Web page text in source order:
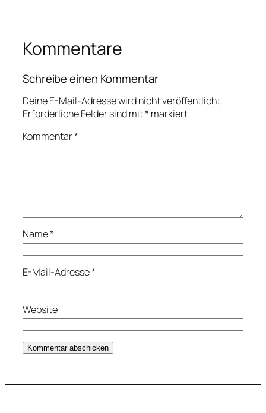
Kommentare
Schreibe einen Kommentar
Deine E-Mail-Adresse wird nicht veröffentlicht.
Erforderliche Felder sind mit* markiert
Kommentar*
Name*
E-Mail-Adresse*
Website